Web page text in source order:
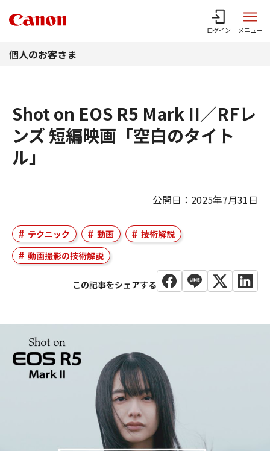
ログイン メニュー
個人のお客さま
Shot on EOS R5 Mark II／RFレ
ンズ 短編映画「空白のタイト
ル」
公開日：2025年7月31日
テクニック 動画
技術解説
動画撮影の技術解説